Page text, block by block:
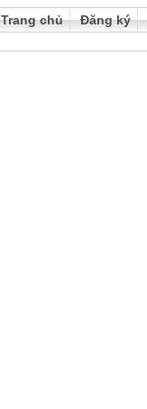
Trang chủ Đăng ký